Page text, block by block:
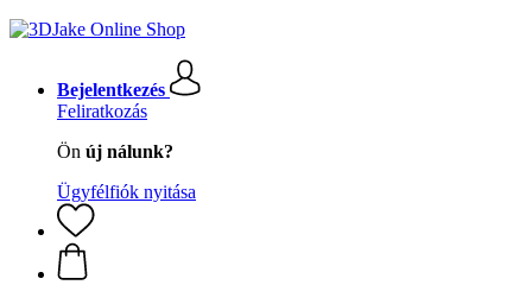
Bejelentkezés
Feliratkozás
Ön új nálunk?
Ügyfélfiók nyitása